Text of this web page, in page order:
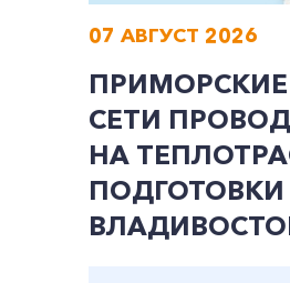
07 АВГУСТ 2026
СЕТИ
НА
ПОДГОТОВКИ